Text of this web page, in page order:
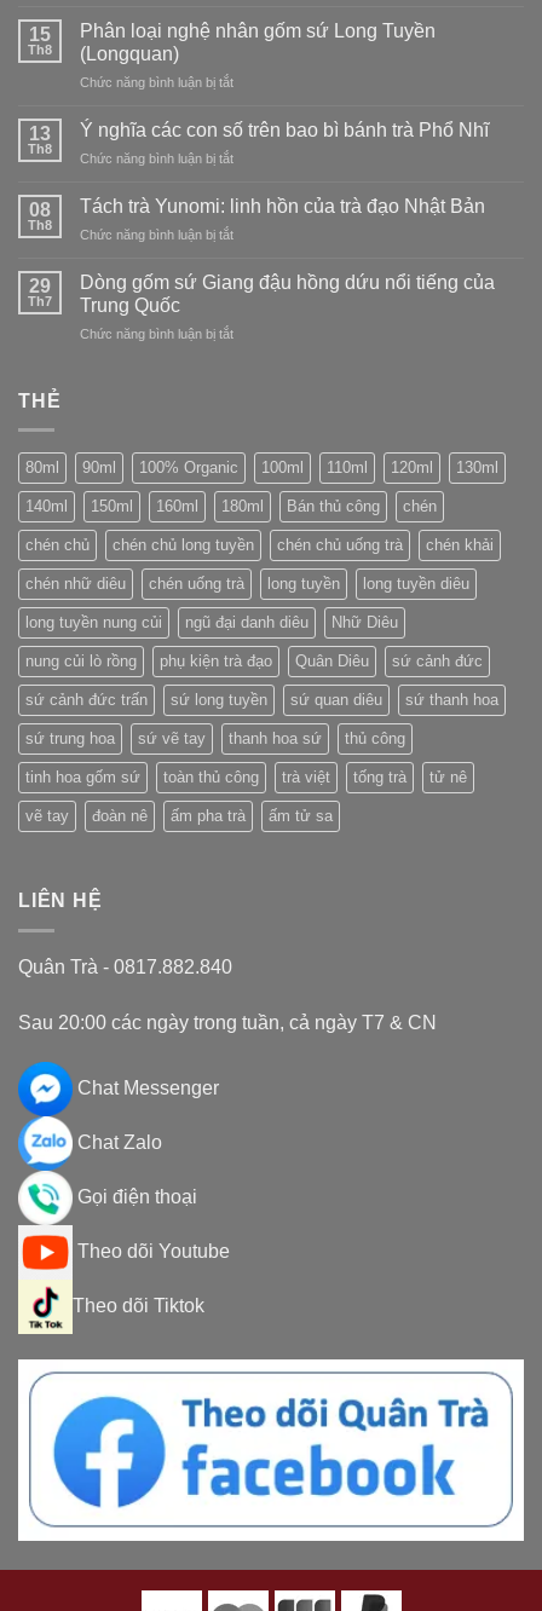
sứ
Nhật
vẻ
trong
hảo
phá
–
tế
thanh
15
Th8
Phân loại nghệ nhân gốm sứ Long Tuyền
(Longquan)
Chức năng bình luận bị tắtở
loại
nhân
sứ
13
Th8
Ý nghĩa các con số trên bao bì bánh trà Phổ Nhĩ
Chức năng bình luận bị tắtở
nghĩa
con
trên
bánh
08
Th8
Tách trà Yunomi: linh hồn của trà đạo Nhật Bản
Chức năng bình luận bị tắtở
Yunomi:
hồn
29
Th7
Dòng gốm sứ Giang đậu hồng dứu nổi tiếng của
Trung Quốc
Chức năng bình luận bị tắtở
hồng
dứu
nổi
của
Trung
Quốc
THẺ
80ml 90ml 100% Organic 100ml 110ml 120ml 130ml
140ml 150ml 160ml 180ml Bán thủ công chén
chén chủ chén chủ long tuyền chén chủ uống trà chén khải
chén nhữ diêu chén uống trà long tuyền long tuyền diêu
long tuyền nung củi ngũ đại danh diêu Nhữ Diêu
nung củi lò rồng phụ kiện trà đạo Quân Diêu sứ cảnh đức
sứ cảnh đức trấn sứ long tuyền sứ quan diêu sứ thanh hoa
sứ trung hoa sứ vẽ tay thanh hoa sứ thủ công
tinh hoa gốm sứ toàn thủ công trà việt tống trà tử nê
vẽ tay đoàn nê ấm pha trà ấm tử sa
LIÊN HỆ
Quân Trà - 0817.882.840
Sau 20:00 các ngày trong tuần, cả ngày T7 & CN
Chat Messenger
Chat Zalo
Gọi điện thoại
Theo dõi Youtube
Theo dõi Tiktok